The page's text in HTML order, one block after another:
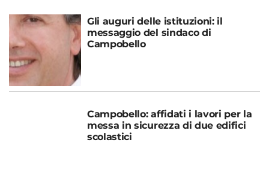
Gli auguri delle istituzioni: il
messaggio del sindaco di
Campobello
Campobello: affidati i lavori per la
messa in sicurezza di due edifici
scolastici